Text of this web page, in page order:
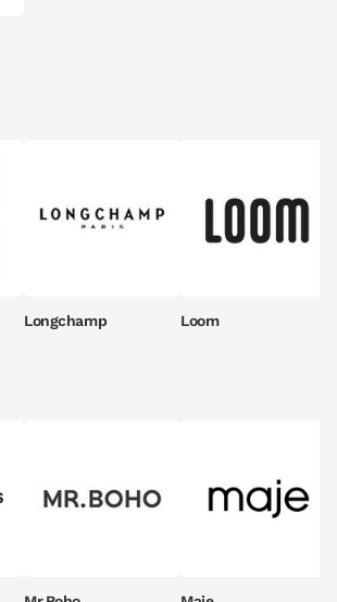
Longchamp Loom